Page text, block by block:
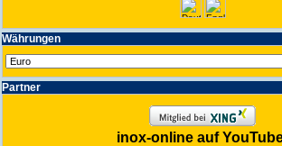
Wäh­run­gen
Partner
inox-online auf